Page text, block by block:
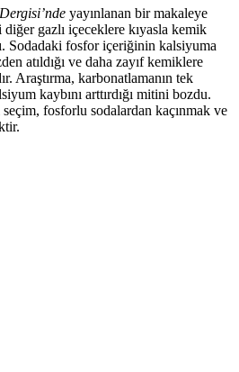
yayınlanan bir makaleye
gazlı içeceklere kıyasla kemik
Sodadaki fosfor içeriğinin kalsiyuma
atıldığı ve daha zayıf kemiklere
Araştırma, karbonatlamanın tek
kaybını arttırdığı mitini bozdu.
fosforlu sodalardan kaçınmak ve